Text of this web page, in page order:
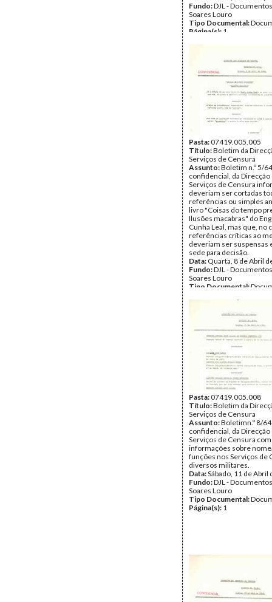
Fundo:DJL -
Soares Louro
Tipo Documental:
Página(s): 1
Pasta:07419.005.005
Título:Boletim da
Serviços de Censura
Assunto:Boletim n.º 5/
confidencial, da Direcção
Serviços de Censura
deveriam ser cortadas
referências ou simples
livro "Coisas do tempo
Ilusões macabras" do
Cunha Leal, mas que, no
referências críticas ao
deveriam ser suspensas
sede para decisão.
Data: Quarta, 8 de Abril
Fundo:DJL -
Soares Louro
Tipo Documental:
Pasta:07419.005.008
Título:Boletim da
Serviços de Censura
Assunto:Boletimn.º 8/
confidencial, da Direcção
Serviços de Censura com
informações sobre
funções nos Serviços de
diversos militares.
Data:Sábado, 11 de Abril
Fundo:DJL -
Soares Louro
Tipo Documental:
Página(s): 1